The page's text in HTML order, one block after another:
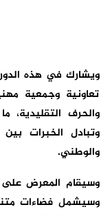
تعاونية وجمعية
والحرف
وتبادل الخبرات
والوطني.
وسيشمل فضاءات